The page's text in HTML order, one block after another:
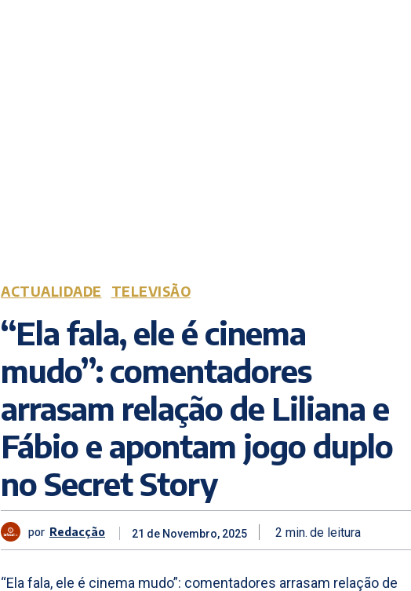
ACTUALIDADE TELEVISÃO
“Ela fala, ele é cinema
mudo”: comentadores
arrasam relação de Liliana e
Fábio e apontam jogo duplo
no Secret Story
por Redacção 21 de Novembro, 2025 2 min. de leitura
“Ela fala, ele é cinema mudo”: comentadores arrasam relação de